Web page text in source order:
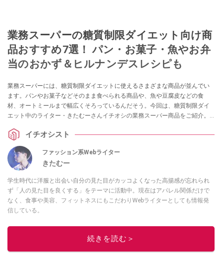
業務スーパーの糖質制限ダイエット向け商
品おすすめ7選！ パン・お菓子・魚やお弁
当のおかず＆ヒルナンデスレシピも
業務スーパーには、糖質制限ダイエットに使えるさまざまな商品が並んでい
ます。パンやお菓子などそのまま食べられる商品や、魚や豆腐皮などの食
材、オートミールまで幅広くそろっているんだそう。今回は、糖質制限ダイ
エット中のライター・きたむーさんイチオシの業務スーパー商品をご紹介。
弁当のおかずにも便利なおすすめ糖質制限レシピ、ヒルナンデスで紹介され
たダイエットレシピもまとめました。
イチオシスト
ファッション系Webライター
きたむー
学生時代に洋服と出会い自分の見た目がカッコよくなった高揚感が忘れられ
ず「人の見た目を良くする」をテーマに活動中。現在はアパレル関係だけで
なく、食事や美容、フィットネスにもこだわりWebライターとしても情報発
信している。
このイチオシストの他の記事を読む
続きを読む＞